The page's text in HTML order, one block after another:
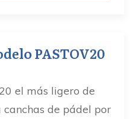
PASTOV20
el más ligero de
de pádel por